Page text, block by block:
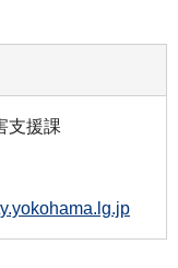
支援課